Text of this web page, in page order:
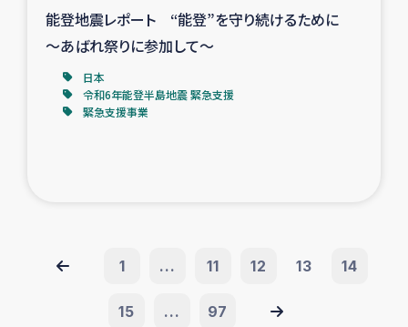
能登地震レポート “能登”を守り続けるために
～あばれ祭りに参加して～
日本
令和6年能登半島地震 緊急支援
緊急支援事業
1 ... 11 12 13 14
15 ... 97